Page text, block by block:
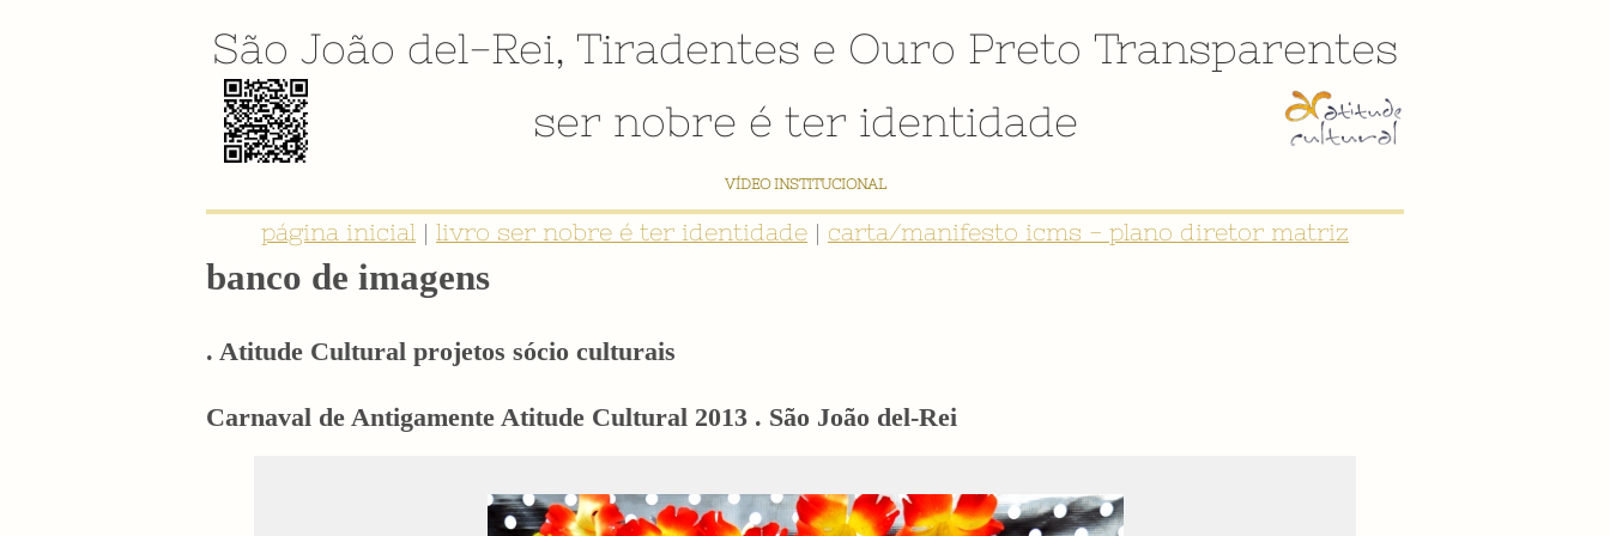
São João del-Rei, Tiradentes e Ouro Preto Transparentes
ser nobre é ter identidade
VÍDEO INSTITUCIONAL
página inicial | livro ser nobre é ter identidade | carta/manifesto icms - plano diretor matriz
banco de imagens
. Atitude Cultural projetos sócio culturais
Carnaval de Antigamente Atitude Cultural 2013 . São João del-Rei